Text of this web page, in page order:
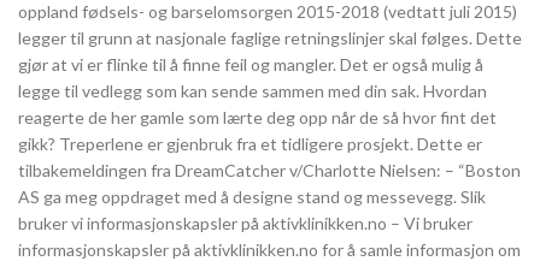
oppland fødsels- og barselomsorgen 2015-2018 (vedtatt juli 2015)
legger til grunn at nasjonale faglige retningslinjer skal følges. Dette
gjør at vi er flinke til å finne feil og mangler. Det er også mulig å
legge til vedlegg som kan sende sammen med din sak. Hvordan
reagerte de her gamle som lærte deg opp når de så hvor fint det
gikk? Treperlene er gjenbruk fra et tidligere prosjekt. Dette er
tilbakemeldingen fra DreamCatcher v/Charlotte Nielsen: – “Boston
AS ga meg oppdraget med å designe stand og messevegg. Slik
bruker vi informasjonskapsler på aktivklinikken.no – Vi bruker
informasjonskapsler på aktivklinikken.no for å samle informasjon om